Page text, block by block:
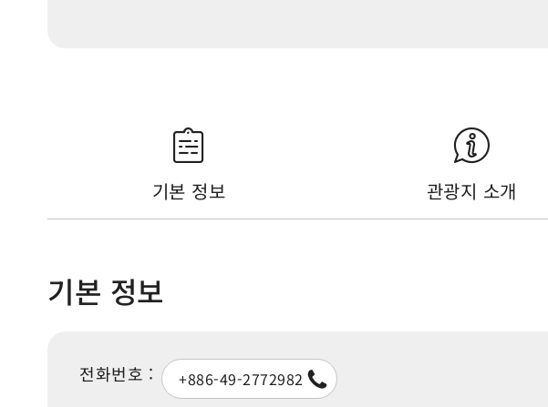
기본 정보 관광지 소개
기본 정보
전화번호 : +886-49-2772982